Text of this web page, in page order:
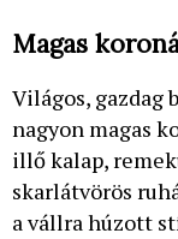
Magas
Világos, gazdag
nagyon magas
illő kalap,
skarlátvörös
a vállra húzott